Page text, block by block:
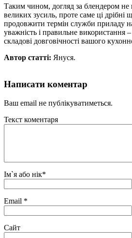
Таким чином, догляд за блендером не
великих зусиль, проте саме ці дрібні
продовжити термін служби приладу
уважність і правильне використання
складові довговічності вашого
Автор статті: Януся.
Написати коментар
Ваш email не публікуватиметься.
Текст коментаря
Ім`я або нік*
Email *
Сайт